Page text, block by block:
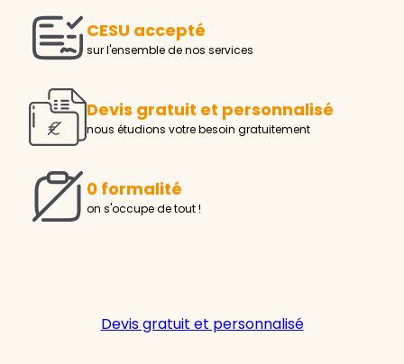
CESU accepté
sur l'ensemble de nos services
Devis gratuit et personnalisé
nous étudions votre besoin gratuitement
0 formalité
on s'occupe de tout !
Devis gratuit et personnalisé